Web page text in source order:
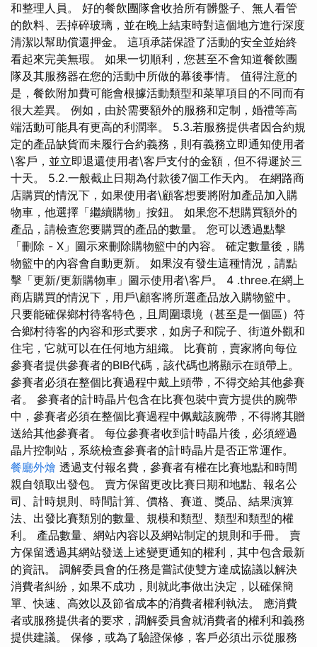
和整理人員。 好的餐飲團隊會收拾所有髒盤子、無人看管
的飲料、丟掉碎玻璃，並在晚上結束時對這個地方進行深度
清潔以幫助償還押金。 這項承諾保證了活動的安全並始終
看起來完美無瑕。 如果一切順利，您甚至不會知道餐飲團
隊及其服務器在您的活動中所做的幕後事情。 值得注意的
是，餐飲附加費可能會根據活動類型和菜單項目的不同而有
很大差異。 例如，由於需要額外的服務和定制，婚禮等高
端活動可能具有更高的利潤率。 5.3.若服務提供者因合約規
定的產品缺貨而未履行合約義務，則有義務立即通知使用者
\客戶，並立即退還使用者\客戶支付的金額，但不得遲於三
十天。 5.2.一般截止日期為付款後7個工作天內。 在網路商
店購買的情況下，如果使用者\顧客想要將附加產品加入購
物車，他選擇「繼續購物」按鈕。 如果您不想購買額外的
產品，請檢查您要購買的產品的數量。 您可以透過點擊
「刪除 - X」圖示來刪除購物籃中的內容。 確定數量後，購
物籃中的內容會自動更新。 如果沒有發生這種情況，請點
擊「更新/更新購物車」圖示使用者\客戶。 4 .three.在網上
商店購買的情況下，用戶\顧客將所選產品放入購物籃中。
只要能確保鄉村待客特色，且周圍環境（甚至是一個區）符
合鄉村待客的內容和形式要求，如房子和院子、街道外觀和
住宅，它就可以在任何地方組織。 比賽前，賣家將向每位
參賽者提供參賽者的BIB代碼，該代碼也將顯示在頭帶上。
參賽者必須在整個比賽過程中戴上頭帶，不得交給其他參賽
者。 參賽者的計時晶片包含在比賽包裝中賣方提供的腕帶
中，參賽者必須在整個比賽過程中佩戴該腕帶，不得將其贈
送給其他參賽者。 每位參賽者收到計時晶片後，必須經過
晶片控制站，系統檢查參賽者的計時晶片是否正常運作。
餐廳外燴 透過支付報名費，參賽者有權在比賽地點和時間
親自領取出發包。 賣方保留更改比賽日期和地點、報名公
司、計時規則、時間計算、價格、賽道、獎品、結果演算
法、出發比賽類別的數量、規模和類型、類型和類型的權
利。 產品數量、網站內容以及網站制定的規則和手冊。 賣
方保留透過其網站發送上述變更通知的權利，其中包含最新
的資訊。 調解委員會的任務是嘗試使雙方達成協議以解決
消費者糾紛，如果不成功，則就此事做出決定，以確保簡
單、快速、高效以及節省成本的消費者權利執法。 應消費
者或服務提供者的要求，調解委員會就消費者的權利和義務
提供建議。 保修，或為了驗證保修，客戶必須出示從服務